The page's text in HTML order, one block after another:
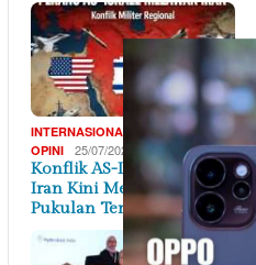
INTERNASIONAL
OPINI 25/07/2026
Konflik AS-Israel dengan
Iran Kini Memasuki Fase
Pukulan Ter…